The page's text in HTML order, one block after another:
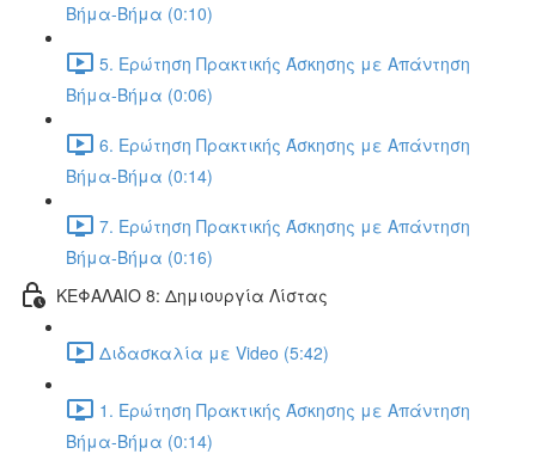
Βήμα-Βήμα (0:10)
5. Ερώτηση Πρακτικής Άσκησης με Απάντηση
Βήμα-Βήμα (0:06)
6. Ερώτηση Πρακτικής Άσκησης με Απάντηση
Βήμα-Βήμα (0:14)
7. Ερώτηση Πρακτικής Άσκησης με Απάντηση
Βήμα-Βήμα (0:16)
ΚΕΦΑΛΑΙΟ 8: Δημιουργία Λίστας
Διδασκαλία με Video (5:42)
1. Ερώτηση Πρακτικής Άσκησης με Απάντηση
Βήμα-Βήμα (0:14)